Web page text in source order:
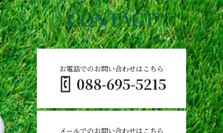
CONTACT
088-695-5215
お電話でのお問い合わせはこちら
メールでのお問い合わせはこちら